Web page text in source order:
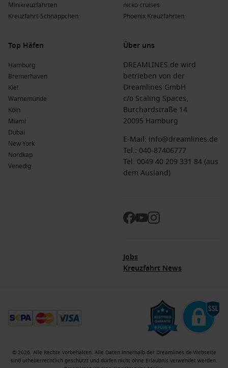
Minikreuzfahrten
Kreuzfahrt-Schnäppchen
nicko cruises
Phoenix Kreuzfahrten
Top Häfen
Hamburg
Bremerhaven
Kiel
Warnemünde
Köln
Miami
Dubai
New York
Nordkap
Venedig
Über uns
DREAMLINES.de wird
betrieben von der
Dreamlines GmbH
c/o Scaling Spaces,
Burchardstraße 14
20095 Hamburg
E-Mail: info@dreamlines.de
Tel.: 040-87406777
Tel: 0049 40 209 331 84 (aus
dem Ausland)
Jobs
Kreuzfahrt News
© 2026. Alle Rechte vorbehalten. Alle Daten innerhalb der Dreamlines.de-Webseite
sind urheberrechtlich geschützt und dürfen nicht ohne Erlaubnis verwendet werden.